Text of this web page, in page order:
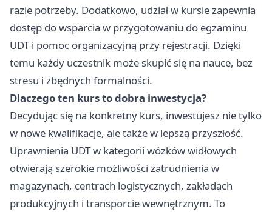
razie potrzeby. Dodatkowo, udział w kursie zapewnia
dostęp do wsparcia w przygotowaniu do egzaminu
UDT i pomoc organizacyjną przy rejestracji. Dzięki
temu każdy uczestnik może skupić się na nauce, bez
stresu i zbędnych formalności.
Dlaczego ten kurs to dobra inwestycja?
Decydując się na konkretny kurs, inwestujesz nie tylko
w nowe kwalifikacje, ale także w lepszą przyszłość.
Uprawnienia UDT w kategorii wózków widłowych
otwierają szerokie możliwości zatrudnienia w
magazynach, centrach logistycznych, zakładach
produkcyjnych i transporcie wewnętrznym. To